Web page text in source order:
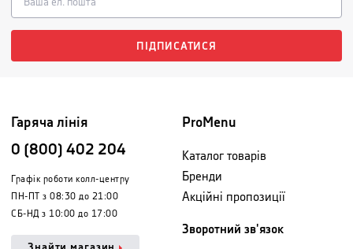
ПІДПИСАТИСЯ
Гаряча лінія
0 (800) 402 204
Графік роботи колл-центру
ПН-ПТ з 08:30 до 21:00
СБ-НД з 10:00 до 17:00
ProMenu
Каталог товарів
Бренди
Акційні пропозиції
Зворотний зв'язок